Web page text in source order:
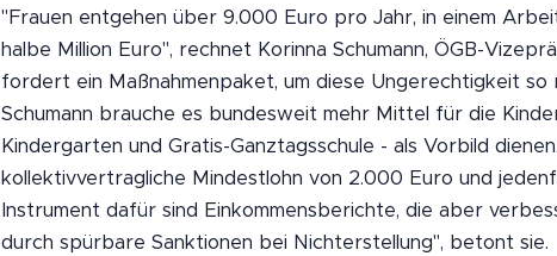
"Frauen entgehen über 9.000 Euro pro Jahr, in einem
halbe Million Euro", rechnet Korinna Schumann, ÖGB-
fordert ein Maßnahmenpaket, um diese Ungerechtigkeit so
Schumann brauche es bundesweit mehr Mittel für die
Kindergarten und Gratis-Ganztagsschule - als Vorbild
kollektivvertragliche Mindestlohn von 2.000 Euro und
Instrument dafür sind Einkommensberichte, die aber
durch spürbare Sanktionen bei Nichterstellung", betont sie.